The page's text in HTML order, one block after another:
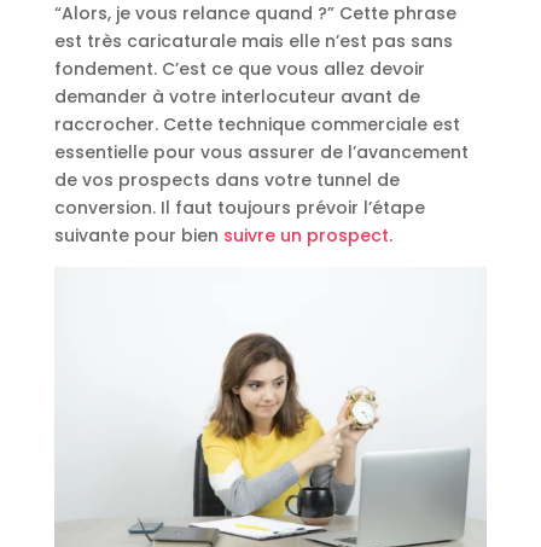
“Alors, je vous relance quand ?” Cette phrase
est très caricaturale mais elle n’est pas sans
fondement. C’est ce que vous allez devoir
demander à votre interlocuteur avant de
raccrocher. Cette technique commerciale est
essentielle pour vous assurer de l’avancement
de vos prospects dans votre tunnel de
conversion. Il faut toujours prévoir l’étape
suivante pour bien suivre un prospect.